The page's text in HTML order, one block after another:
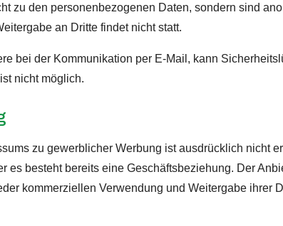
zu den personenbezogenen Daten, sondern sind
an Dritte findet nicht statt.
bei der Kommunikation per E-Mail, kann
nicht möglich.
zu gewerblicher Werbung ist ausdrücklich nicht
es besteht bereits eine Geschäftsbeziehung. Der
kommerziellen Verwendung und Weitergabe ihrer